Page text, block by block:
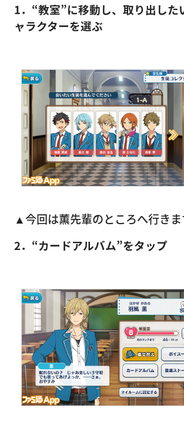
1．“教室”に移動し、取り出した
ャラクターを選ぶ
▲今回は薫先輩のところへ行きま
2．“カードアルバム”をタップ